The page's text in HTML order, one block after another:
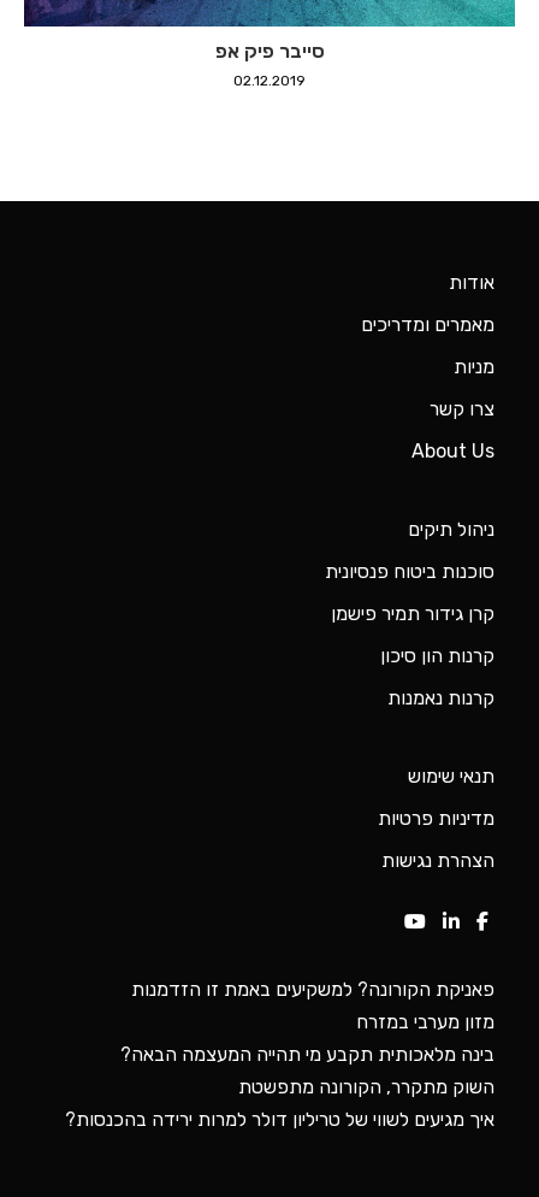
סייבר פיק אפ
02.12.2019
אודות
מאמרים ומדריכים
מניות
צרו קשר
About Us
ניהול תיקים
סוכנות ביטוח פנסיונית
קרן גידור תמיר פישמן
קרנות הון סיכון
קרנות נאמנות
תנאי שימוש
מדיניות פרטיות
הצהרת נגישות
פאניקת הקורונה? למשקיעים באמת זו הזדמנות
מזון מערבי במזרח
בינה מלאכותית תקבע מי תהייה המעצמה הבאה?
השוק מתקרר, הקורונה מתפשטת
איך מגיעים לשווי של טריליון דולר למרות ירידה בהכנסות?